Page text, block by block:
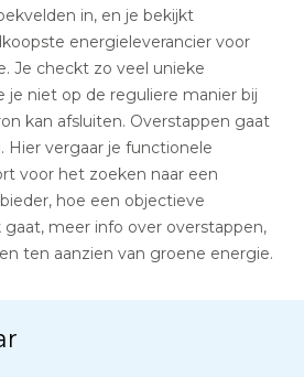
in, en je bekijkt
energieleverancier voor
Je checkt zo veel unieke
niet op de reguliere manier bij
kan afsluiten. Overstappen gaat
vergaar je functionele
voor het zoeken naar een
hoe een objectieve
gaat, meer info over overstappen,
ten aanzien van groene energie.